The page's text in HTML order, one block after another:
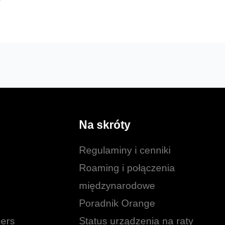
Na skróty
Regulaminy i cenniki
Roaming i połączenia
międzynarodowe
Poradnik Orange
Status urządzenia na raty